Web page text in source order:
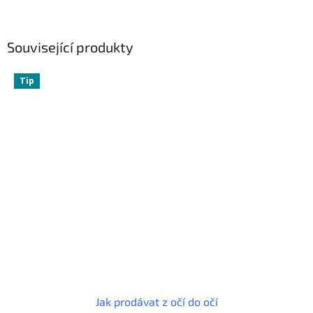
Související produkty
Tip
Jak prodávat z očí do očí